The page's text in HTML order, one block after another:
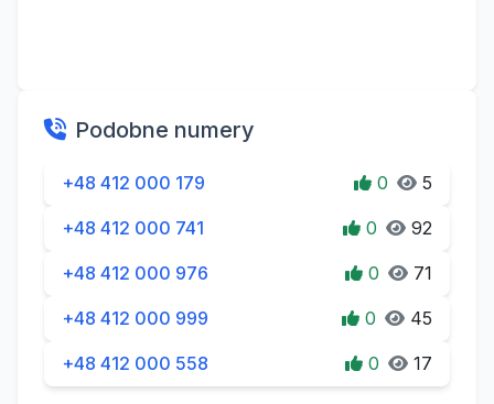
Podobne numery
+48 412 000 179 0 5
+48 412 000 741 0 92
+48 412 000 976 0 71
+48 412 000 999 0 45
+48 412 000 558 0 17